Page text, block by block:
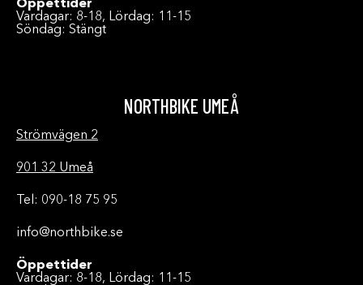
Öppettider
Vardagar: 8-18, Lördag: 11-15
Söndag: Stängt
NORTHBIKE UMEÅ
Strömvägen 2
901 32 Umeå
Tel: 090-18 75 95
info@northbike.se
Öppettider
Vardagar: 8-18, Lördag: 11-15